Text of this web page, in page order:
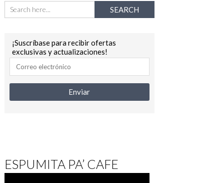
¡Suscríbase para recibir ofertas
exclusivas y actualizaciones!
ESPUMITA PA’ CAFE